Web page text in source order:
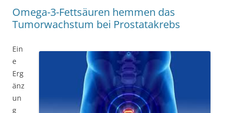
Omega-3-Fettsäuren hemmen das
Tumorwachstum bei Prostatakrebs
Ein
e
Erg
änz
un
g